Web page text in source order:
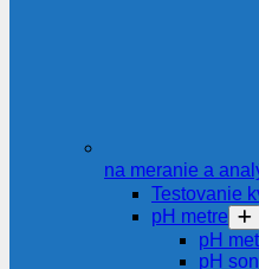
na meranie a
Testovanie
pH metre
pH
pH